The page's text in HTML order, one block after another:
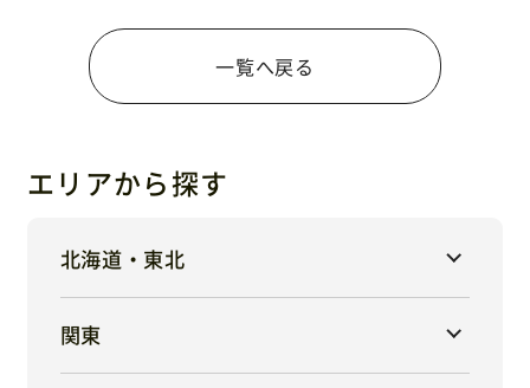
一覧へ戻る
エリアから探す
北海道・東北
関東